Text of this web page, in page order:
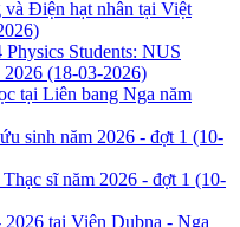
Điện hạt nhân tại Việt
Students: NUS
2026 (18-03-2026)
tại Liên bang Nga năm
sinh năm 2026 - đợt 1 (10-
sĩ năm 2026 - đợt 1 (10-
tại Viện Dubna - Nga